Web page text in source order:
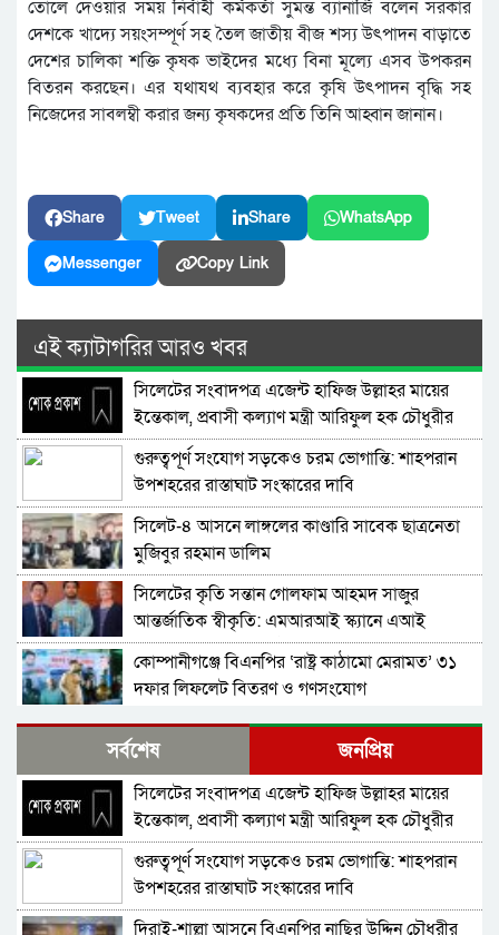
তোলে দেওয়ার সময় নির্বাহী কর্মকর্তা সুমন্ত ব্যানার্জি বলেন সরকার
দেশকে খাদ্যে সয়ংসম্পূর্ণ সহ তৈল জাতীয় বীজ শস্য উৎপাদন বাড়াতে
দেশের চালিকা শক্তি কৃষক ভাইদের মধ্যে বিনা মূল্যে এসব উপকরন
বিতরন করছেন। এর যথাযথ ব্যবহার করে কৃষি উৎপাদন বৃদ্ধি সহ
নিজেদের সাবলম্বী করার জন্য কৃষকদের প্রতি তিনি আহ্বান জানান।
Share Tweet Share WhatsApp
Messenger Copy Link
এই ক্যাটাগরির আরও খবর
সিলেটের সংবাদপত্র এজেন্ট হাফিজ উল্লাহর মায়ের
ইন্তেকাল, প্রবাসী কল্যাণ মন্ত্রী আরিফুল হক চৌধুরীর
শোক
গুরুত্বপূর্ণ সংযোগ সড়কেও চরম ভোগান্তি: শাহপরান
উপশহরের রাস্তাঘাট সংস্কারের দাবি
সিলেট-৪ আসনে লাঙ্গলের কাণ্ডারি সাবেক ছাত্রনেতা
মুজিবুর রহমান ডালিম
সিলেটের কৃতি সন্তান গোলফাম আহমদ সাজুর
আন্তর্জাতিক স্বীকৃতি: এমআরআই স্ক্যানে এআই
প্রয়োগে পিএইচডি অর্জন
কোম্পানীগঞ্জে বিএনপির ‘রাষ্ট্র কাঠামো মেরামত’ ৩১
দফার লিফলেট বিতরণ ও গণসংযোগ
জকিগঞ্জে আইনের তোয়াক্কা নেই! খাসজমি দখল করে
নির্বিঘ্নে ভবন বানাচ্ছেন সোনাসার বাজার কমিটির নেতা
আলাউদ্দিন আলাই
বন্ধ থাকবে সিলেটের ৭টি এলাকায় দীর্ঘ ৯ ঘণ্টা বিদ্যুৎ
নিরাপত্তাহীনতায় লাভলুর পরিবার: সিলেটে সশস্ত্র
হামলায়, লুন্ঠিত অর্থ-স্বর্ণ
সর্বশেষ জনপ্রিয়
সিলেটের সংবাদপত্র এজেন্ট হাফিজ উল্লাহর মায়ের
ইন্তেকাল, প্রবাসী কল্যাণ মন্ত্রী আরিফুল হক চৌধুরীর
শোক
গুরুত্বপূর্ণ সংযোগ সড়কেও চরম ভোগান্তি: শাহপরান
উপশহরের রাস্তাঘাট সংস্কারের দাবি
দিরাই-শাল্লা আসনে বিএনপির নাছির উদ্দিন চৌধুরীর